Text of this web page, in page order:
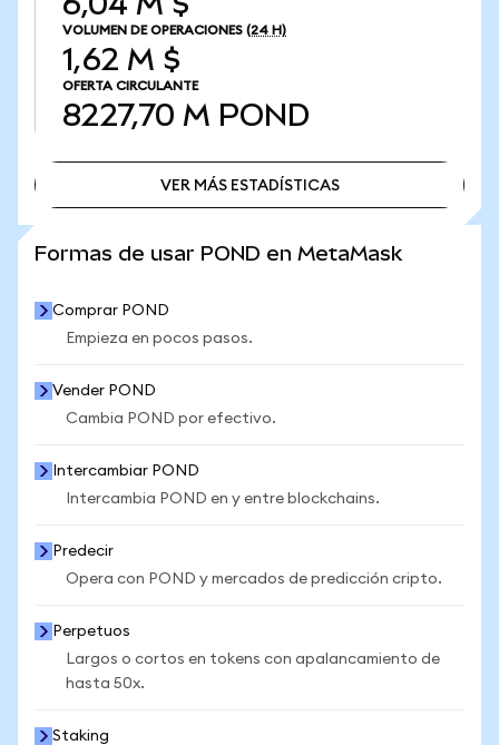
VOLUMEN DE OPERACIONES (24 H)
1,62 M $
OFERTA CIRCULANTE
8227,70 M POND
VER MÁS ESTADÍSTICAS
Formas de usar POND en MetaMask
Comprar POND
Empieza en pocos pasos.
Vender POND
Cambia POND por efectivo.
Intercambiar POND
Intercambia POND en y entre blockchains.
Predecir
Opera con POND y mercados de predicción cripto.
Perpetuos
Largos o cortos en tokens con apalancamiento de
hasta 50x.
Staking